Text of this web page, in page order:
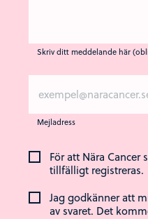
Skriv ditt meddelande här
Mejladress
För att Nära
tillfälligt registreras.
Jag godkänner att
av svaret. Det